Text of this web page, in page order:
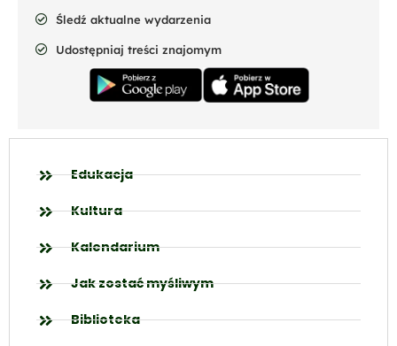
Śledź aktualne wydarzenia
Udostępniaj treści znajomym
Edukacja
Kultura
Kalendarium
Jak zostać myśliwym
Biblioteka